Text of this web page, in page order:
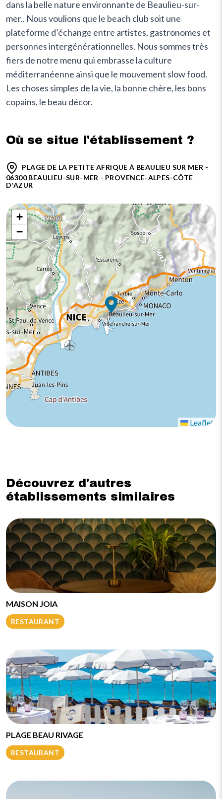
dans la belle nature environnante de Beaulieu-sur-
mer.. Nous voulions que le beach club soit une
plateforme d’échange entre artistes, gastronomes et
personnes intergénérationnelles. Nous sommes très
fiers de notre menu qui embrasse la culture
méditerranéenne ainsi que le mouvement slow food.
Les choses simples de la vie, la bonne chère, les bons
copains, le beau décor.
Où se situe l'établissement ?
PLAGE DE LA PETITE AFRIQUE À BEAULIEU SUR MER -
06300 BEAULIEU-SUR-MER - PROVENCE-ALPES-CÔTE
D'AZUR
+
−
Leaflet
Découvrez d'autres
établissements similaires
MAISON JOIA
RESTAURANT
PLAGE BEAU RIVAGE
RESTAURANT